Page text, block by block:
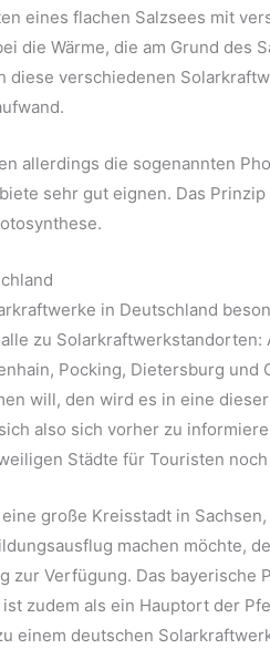
eines flachen Salzsees mit
die Wärme, die am Grund des
diese verschiedenen
allerdings die sogenannten
sehr gut eignen. Das
in Deutschland
zu Solarkraftwerkstandorten:
Pocking, Dietersburg und
will, den wird es in eine
also sich vorher zu
Städte für Touristen
große Kreisstadt in
machen möchte,
zur Verfügung. Das bayerische
zudem als ein Hauptort der
einem deutschen